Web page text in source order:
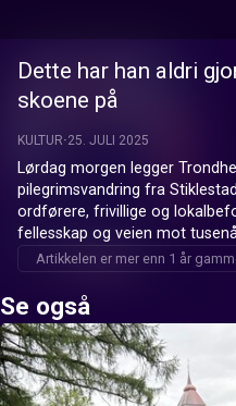
Dette har han aldri
skoene på
KULTUR 25. JULI 2025
Lørdag morgen legger
pilegrimsvandring fra
ordførere, frivillige og
fellesskap og veien mot
Artikkelen er mer enn 1 år
Se også